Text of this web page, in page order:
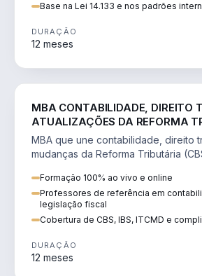
Base na Lei 14.133 e nos padrões
DURAÇÃO
12 meses
MBA CONTABILIDADE, DIREITO
ATUALIZAÇÕES DA REFORMA
MBA que une contabilidade, direito
mudanças da Reforma Tributária
Formação 100% ao vivo e online
Professores de referência em
legislação fiscal
Cobertura de CBS, IBS, ITCMD e
DURAÇÃO
12 meses